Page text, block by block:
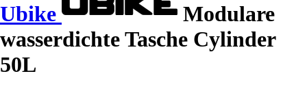
Ubike
Modulare
wasserdichte Tasche Cylinder
50L